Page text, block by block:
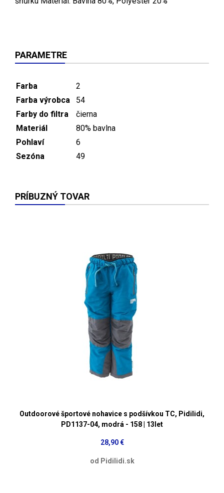
PARAMETRE
Farba
2
Farba výrobca
54
Farby do filtra
čierna
Materiál
80% bavlna
Pohlaví
6
Sezóna
49
PRÍBUZNÝ TOVAR
Outdoorové športové nohavice s podšívkou TC, Pidilidi,
PD1137-04, modrá - 158 | 13let
28,90 €
od Pidilidi.sk